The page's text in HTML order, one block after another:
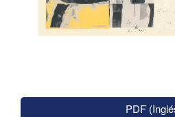
PDF